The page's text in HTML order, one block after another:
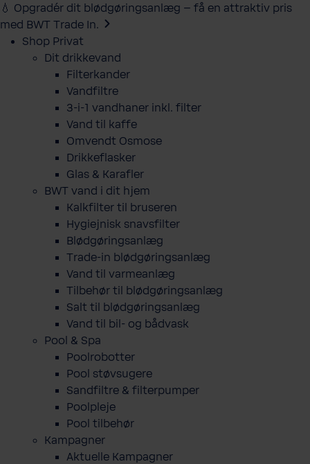
💧 Opgradér dit blødgøringsanlæg – få en attraktiv pris
med BWT Trade In.
Shop Privat
Dit drikkevand
Filterkander
Vandfiltre
3-i-1 vandhaner inkl. filter
Vand til kaffe
Omvendt Osmose
Drikkeflasker
Glas & Karafler
BWT vand i dit hjem
Kalkfilter til bruseren
Hygiejnisk snavsfilter
Blødgøringsanlæg
Trade-in blødgøringsanlæg
Vand til varmeanlæg
Tilbehør til blødgøringsanlæg
Salt til blødgøringsanlæg
Vand til bil- og bådvask
Pool & Spa
Poolrobotter
Pool støvsugere
Sandfiltre & filterpumper
Poolpleje
Pool tilbehør
Kampagner
Aktuelle Kampagner